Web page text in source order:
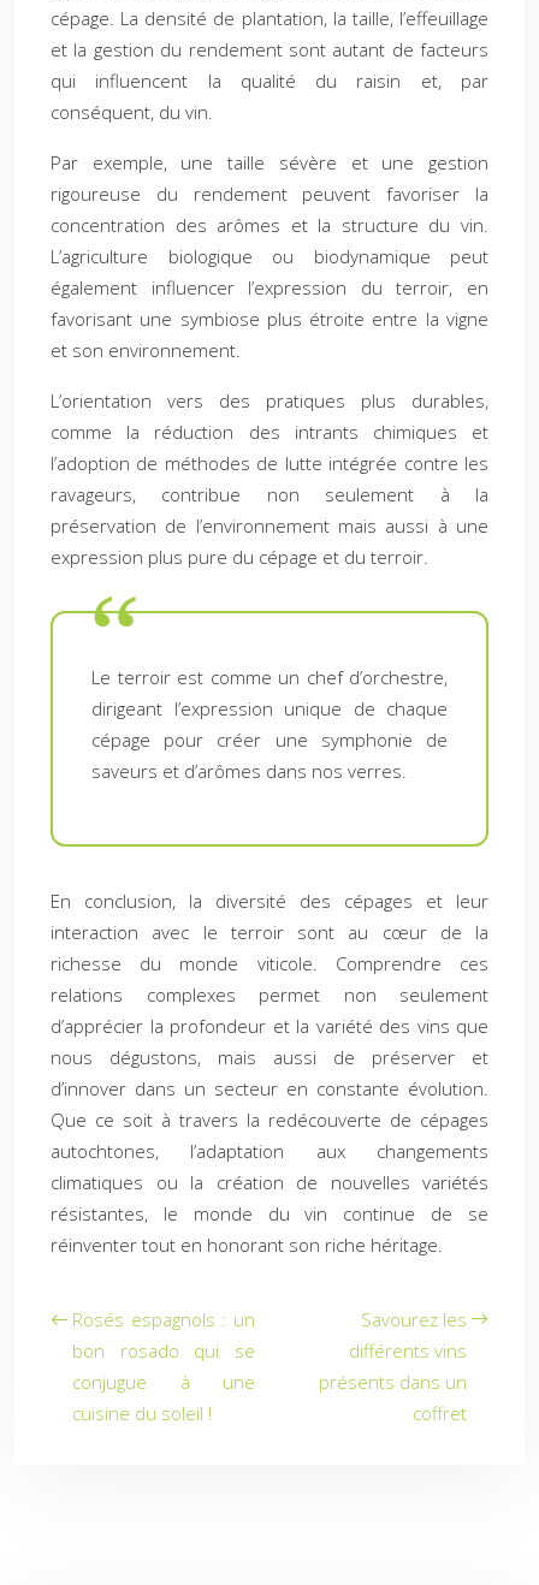
cépage. La densité de plantation, la taille, l’effeuillage
et la gestion du rendement sont autant de facteurs
qui influencent la qualité du raisin et, par
conséquent, du vin.
Par exemple, une taille sévère et une gestion
rigoureuse du rendement peuvent favoriser la
concentration des arômes et la structure du vin.
L’agriculture biologique ou biodynamique peut
également influencer l’expression du terroir, en
favorisant une symbiose plus étroite entre la vigne
et son environnement.
L’orientation vers des pratiques plus durables,
comme la réduction des intrants chimiques et
l’adoption de méthodes de lutte intégrée contre les
ravageurs, contribue non seulement à la
préservation de l’environnement mais aussi à une
expression plus pure du cépage et du terroir.
Le terroir est comme un chef d’orchestre,
dirigeant l’expression unique de chaque
cépage pour créer une symphonie de
saveurs et d’arômes dans nos verres.
En conclusion, la diversité des cépages et leur
interaction avec le terroir sont au cœur de la
richesse du monde viticole. Comprendre ces
relations complexes permet non seulement
d’apprécier la profondeur et la variété des vins que
nous dégustons, mais aussi de préserver et
d’innover dans un secteur en constante évolution.
Que ce soit à travers la redécouverte de cépages
autochtones, l’adaptation aux changements
climatiques ou la création de nouvelles variétés
résistantes, le monde du vin continue de se
réinventer tout en honorant son riche héritage.
Rosés espagnols : un
bon rosado qui se
conjugue à une
cuisine du soleil !
Savourez les
différents vins
présents dans un
coffret